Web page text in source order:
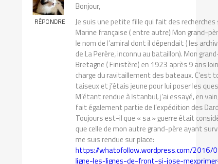
RÉPONDRE
Bonjour,
Je suis une petite fille qui fait des
Marine française ( entre autre) Mon grand-
le nom de l’amiral dont il dépendait ( les
de La Perère, inconnu au bataillon). Mon
Bretagne ( Finistère) en 1923 après 9 ans
charge du ravitaillement des bateaux. C’est
taiseux et j’étais jeune pour lui poser les
M’étant rendue à Istanbul, j’ai essayé, en
fait également partie de l’expédition des
Toujours est-il que « sa » guerre était
que celle de mon autre grand-père ayant
me suis rendue sur place:
https://whatofollow.wordpress.com/
ligne-les-lignes-de-front-si-jose-